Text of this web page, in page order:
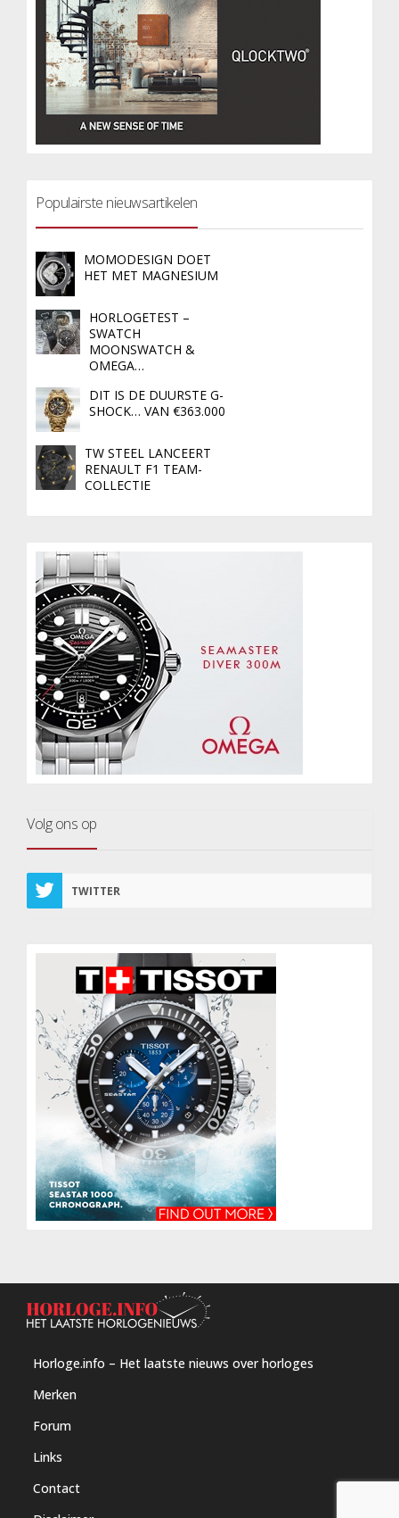
Populairste nieuwsartikelen
MOMODESIGN DOET
HET MET MAGNESIUM
HORLOGETEST –
SWATCH
MOONSWATCH &
OMEGA…
DIT IS DE DUURSTE G-
SHOCK… VAN €363.000
TW STEEL LANCEERT
RENAULT F1 TEAM-
COLLECTIE
Volg ons op
TWITTER
Horloge.info – Het laatste nieuws over horloges
Merken
Forum
Links
Contact